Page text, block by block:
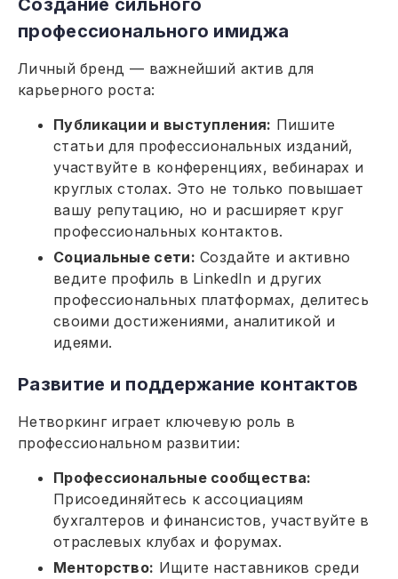
Создание сильного
профессионального имиджа
Личный бренд — важнейший актив для
карьерного роста:
Публикации и выступления: Пишите
статьи для профессиональных изданий,
участвуйте в конференциях, вебинарах и
круглых столах. Это не только повышает
вашу репутацию, но и расширяет круг
профессиональных контактов.
Социальные сети: Создайте и активно
ведите профиль в LinkedIn и других
профессиональных платформах, делитесь
своими достижениями, аналитикой и
идеями.
Развитие и поддержание контактов
Нетворкинг играет ключевую роль в
профессиональном развитии:
Профессиональные сообщества:
Присоединяйтесь к ассоциациям
бухгалтеров и финансистов, участвуйте в
отраслевых клубах и форумах.
Менторство: Ищите наставников среди